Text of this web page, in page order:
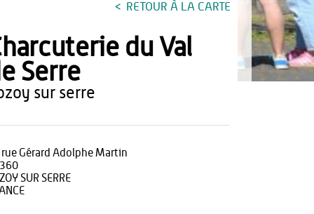
RETOUR À LA CARTE
du Val
Serre
sur serre
Gérard Adolphe Martin
SUR SERRE